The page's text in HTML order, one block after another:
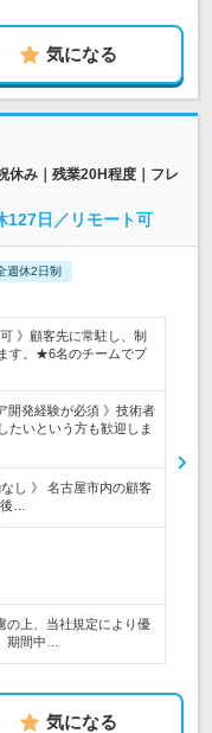
気になる
休み｜残業20H程度｜フレ
127日／リモート可
週休2日制
》顧客先に常駐し、制
す。★6名のチームでプ
開発経験が必須 》技術者
たいという方も歓迎しま
し 》 名古屋市内の顧客
…
の上、当社規定により優
期間中…
気になる